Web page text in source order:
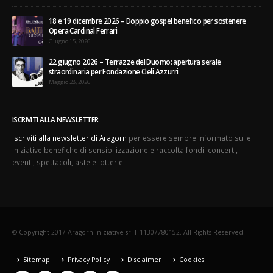
18 e 19 dicembre 2026 – Doppio gospel benefico per sostenere
Opera Cardinal Ferrari
Giugno 15, 2026
22 giugno 2026 – Terrazze del Duomo: apertura serale
straordinaria per Fondazione Cieli Azzurri
Maggio 28, 2026
ISCRIVITI ALLA NEWSLETTER
Iscriviti alla newsletter di Aragorn per essere sempre informato sulle
iniziative benefiche di sensibilizzazione e raccolta fondi: concerti,
eventi, spettacoli, aste e lotterie
© Copyright 2017 Aragorn Iniziative srl IT11307780152. All Rights Reserved.
Sitemap Privacy Policy Disclaimer Cookies